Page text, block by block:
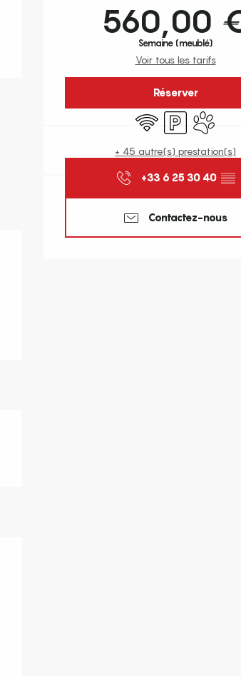
560,00
Semaine (meublé)
Voir tous les tarifs
Réserver
WiFi ParkingAnimaux
+ 45 autre(s) prestation(s)
+33 6 25 30 40 ▒▒
Contactez-nous